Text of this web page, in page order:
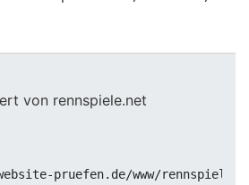
pruefen.de/www/